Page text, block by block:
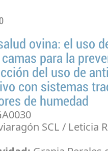
ovina: el uso
para la
del uso de
con sistemas
de humedad
SCL / Leticia